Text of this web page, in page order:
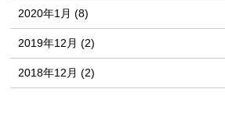
2020年1月 (8)
2019年12月 (2)
2018年12月 (2)